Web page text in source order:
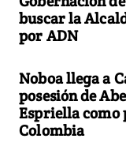
buscar la
por ADN
Noboa llega a
posesión de
Espriella como
Colombia